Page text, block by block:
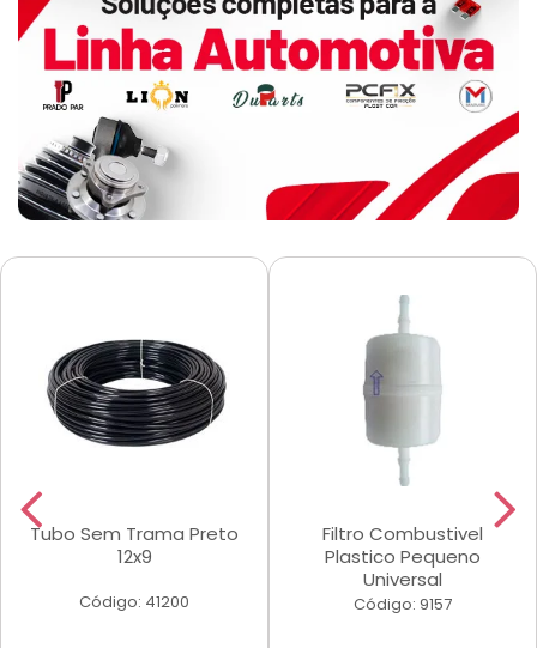
Tubo Sem Trama Preto
12x9
Código: 41200
Filtro Combustivel
Plastico Pequeno
Universal
Código: 9157